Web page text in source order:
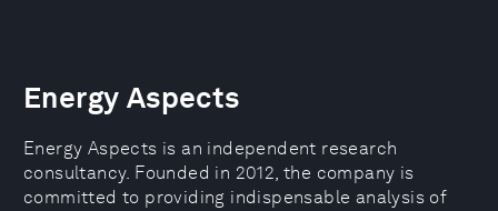
Energy Aspects
Energy Aspects is an independent research
consultancy. Founded in 2012, the company is
committed to providing indispensable analysis of